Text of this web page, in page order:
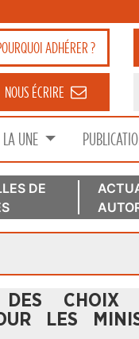
ADHÉRER ?
NOUS ÉCRIRE
LA UNE
DE
CHOIX
LES